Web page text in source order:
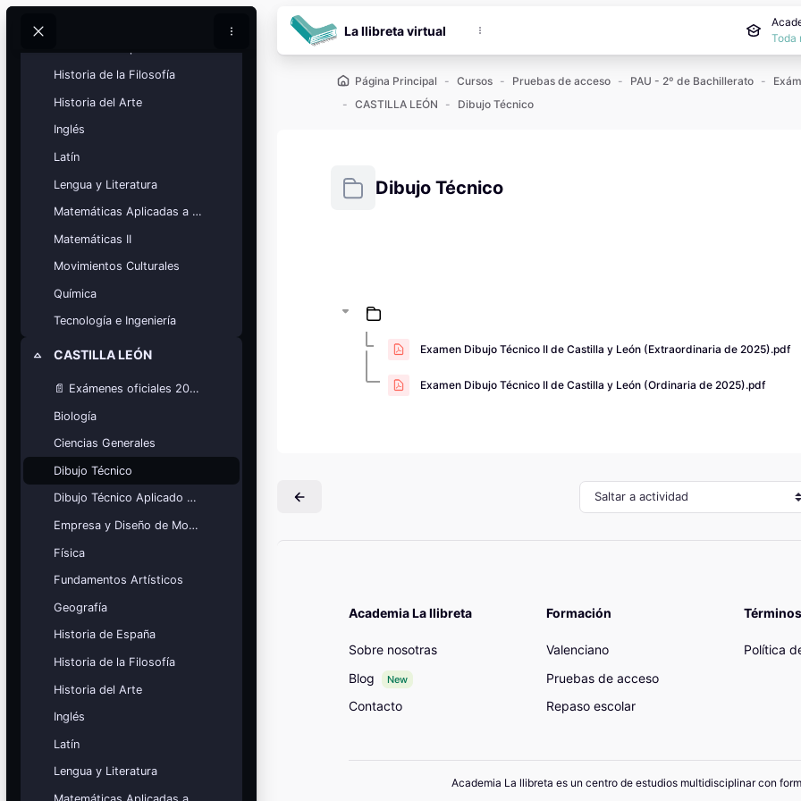
Buscar
BloquesCalendario
académico
clave.
Ver calendario
Mis cursos
¡Nos GUSTA lo que hacemos y se
NOTA!
Bloques
Historia de la Filosofía
Historia del Arte
Inglés
Latín
Lengua y Literatura
Matemáticas Aplicadas a las Ciencias Sociales
Matemáticas II
Movimientos Culturales
Química
Tecnología e Ingeniería
Colapsar
CASTILLA LEÓN
📄 Exámenes oficiales 2025
Biología
Ciencias Generales
Dibujo Técnico
Dibujo Técnico Aplicado a las Artes
Empresa y Diseño de Modelos de Negocio
Física
Fundamentos Artísticos
Geografía
Historia de España
Historia de la Filosofía
Historia del Arte
Inglés
Latín
Lengua y Literatura
La llibreta virtual
Toda
Página Principal Cursos Pruebas de acceso
PAU - 2º de Bachillerato
CASTILLA LEÓN
Dibujo Técnico
Dibujo Técnico
Examen Dibujo Técnico II de Castilla y León (Extraordinaria de 2025).pdf
Examen Dibujo Técnico II de Castilla y León (Ordinaria de 2025).pdf
Saltar a actividad
Academia La llibreta
Sobre nosotras
Blog
New
Contacto
Formación
Valenciano
Pruebas de acceso
Repaso escolar
Política
Academia La llibreta es un centro de estudios multidisciplinar con